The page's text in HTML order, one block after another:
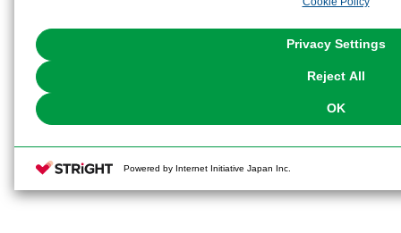
the use of all Cookies except for Strictly Necessary Cookies, please
Privacy Settings
Reject All
OK
Powered by Internet Initiative Japan Inc.